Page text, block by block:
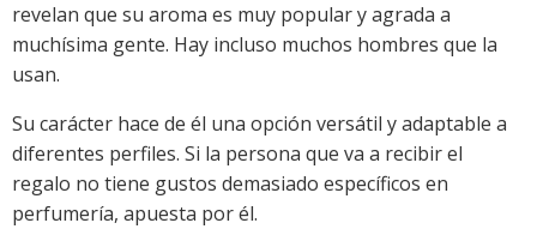
revelan que su aroma es muy popular y agrada a
muchísima gente. Hay incluso muchos hombres que la
usan.
Su carácter hace de él una opción versátil y adaptable a
diferentes perfiles. Si la persona que va a recibir el
regalo no tiene gustos demasiado específicos en
perfumería, apuesta por él.